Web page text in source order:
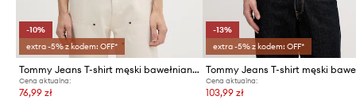
-10%
extra -5% z kodem: OFF*
Tommy Jeans T-shirt męski bawełniany
Cena aktualna:
76,99 zł
-13%
extra -5% z kodem: OFF*
Cena aktualna:
103,99 zł